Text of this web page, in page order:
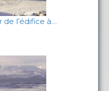
de l’édifice à…